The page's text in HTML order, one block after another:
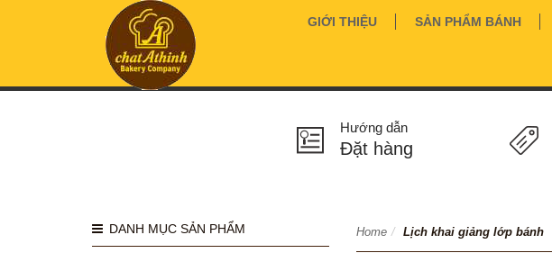
GIỚI THIỆU SẢN PHẨM BÁNH
Hướng dẫn
Đặt hàng
Home / Lịch khai giảng lớp bánh
DANH MỤC SẢN PHẨM